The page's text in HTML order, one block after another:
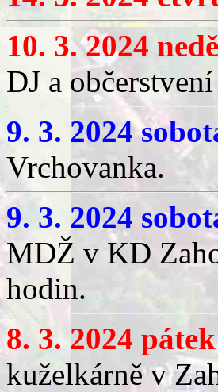
10. 3. 2024
DJ a
9. 3. 2024
Vrchovanka.
9. 3. 2024
MDŽ v KD
hodin.
8. 3. 2024
kuželkárně v